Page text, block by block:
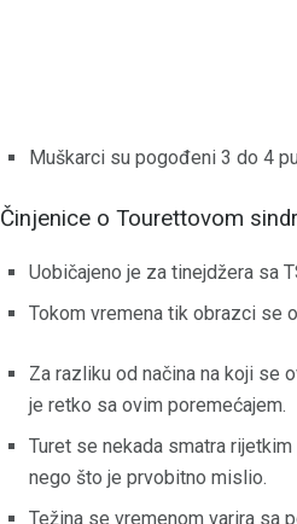
Muškarci su pogođeni 3 do 4
Činjenice o Tourettovom
Uobičajeno je za tinejdžera sa
Tokom vremena tik obrazci se
Za razliku od načina na koji se
je retko sa ovim poremećajem.
Turet se nekada smatra
nego što je prvobitno mislio.
Težina se vremenom varira sa